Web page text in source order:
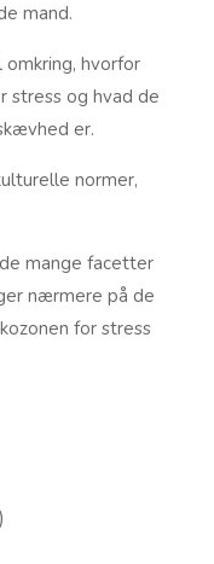
mand.
hvorfor
stress og hvad de
er.
normer,
mange facetter
nærmere på de
for stress